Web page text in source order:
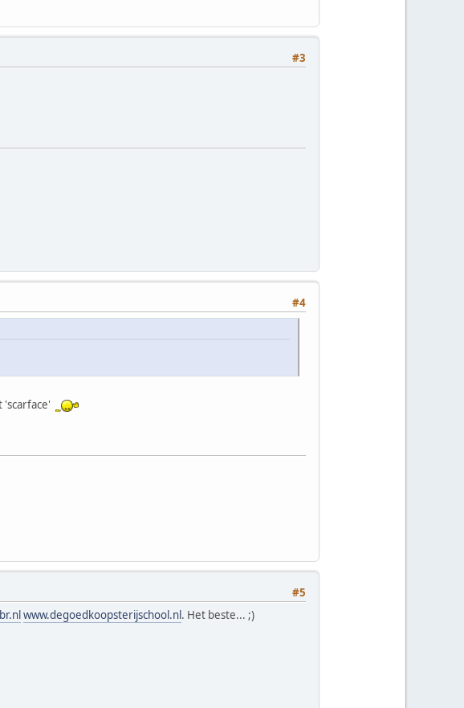
#3
#4
'scarface'
#5
www.degoedkoopsterijschool.nl. Het beste... ;)